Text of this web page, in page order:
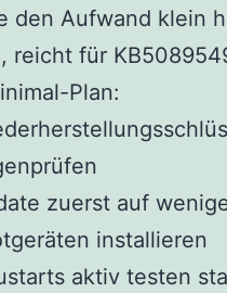
den Aufwand klein
reicht für
Plan:
zuerst auf
installieren
aktiv testen